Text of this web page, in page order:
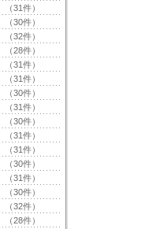
（31件）
（30件）
（32件）
（28件）
（31件）
（31件）
（30件）
（31件）
（30件）
（31件）
（31件）
（30件）
（31件）
（30件）
（32件）
（28件）